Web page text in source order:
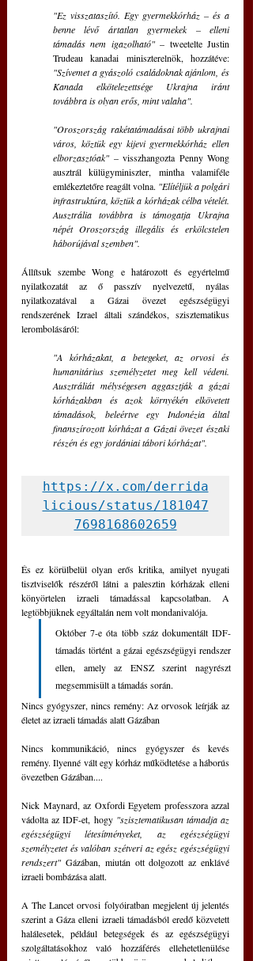
"Ez visszataszító. Egy gyermekkórház – és a
benne lévő ártatlan gyermekek – elleni
támadás nem igazolható" – tweetelte Justin
"Szívemet a gyászoló családoknak ajánlom, és
Kanada elkötelezettsége Ukrajna iránt
továbbra is olyan erős, mint valaha".
"Oroszország rakétatámadásai több ukrajnai
város, köztük egy kijevi gyermekkórház ellen
elborzasztóak" – visszhangozta Penny Wong
ausztrál külügyminiszter, mintha valamiféle
emlékeztetőre reagált volna. "Elítéljük a polgári
infrastruktúra, köztük a kórházak célba vételét.
Ausztrália továbbra is támogatja Ukrajna
népét Oroszország illegális és erkölcstelen
háborújával szemben".
Állítsuk szembe Wong e határozott és egyértelmű
nyilatkozatát az ő passzív nyelvezetű, nyálas
nyilatkozatával a Gázai övezet egészségügyi
rendszerének Izrael általi szándékos, szisztematikus
lerombolásáról:
"A kórházakat, a betegeket, az orvosi és
humanitárius személyzetet meg kell védeni.
Ausztráliát mélységesen aggasztják a gázai
kórházakban és azok környékén elkövetett
támadások, beleértve egy Indonézia által
finanszírozott kórházat a Gázai övezet északi
részén és egy jordániai tábori kórházat".
https://x.com/derrida
licious/status/181047
7698168602659
És ez körülbelül olyan erős kritika, amilyet nyugati
tisztviselők részéről látni a palesztin kórházak elleni
könyörtelen izraeli támadással kapcsolatban. A
legtöbbjüknek egyáltalán nem volt mondanivalója.
Október 7-e óta több száz dokumentált IDF-
támadás történt a gázai egészségügyi rendszer
ellen, amely az ENSZ szerint nagyrészt
megsemmisült a támadás során.
Nincs gyógyszer, nincs remény: Az orvosok leírják az
életet az izraeli támadás alatt Gázában
Nincs kommunikáció, nincs gyógyszer és kevés
remény. Ilyenné vált egy kórház működtetése a háborús
övezetben Gázában....
Nick Maynard, az Oxfordi Egyetem professzora azzal
vádolta az IDF-et, hogy "szisztematikusan támadja az
egészségügyi létesítményeket, az egészségügyi
személyzetet és valóban szétveri az egész egészségügyi
rendszert" Gázában, miután ott dolgozott az enklávé
A The Lancet orvosi folyóiratban megjelent új jelentés
szerint a Gáza elleni izraeli támadásból eredő közvetett
halálesetek, például betegségek és az egészségügyi
szolgáltatásokhoz való hozzáférés ellehetetlenülése